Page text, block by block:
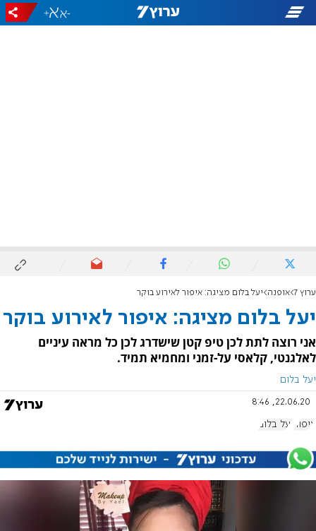
-
+
ערוץ 7 אופנה יעל בלום מציגה: איפור לאירוע בוקר
יעל בלום מציגה: איפור לאירוע בוקר
אני רוצה לתת לכן טיפ קטן שישדרג לכן כל מראה עיניים
לאלגנטי, קלאסי על-זמני ומחמיא תמיד.
יעל בלום
22.06.20, 8:46
איפור יעל בלום